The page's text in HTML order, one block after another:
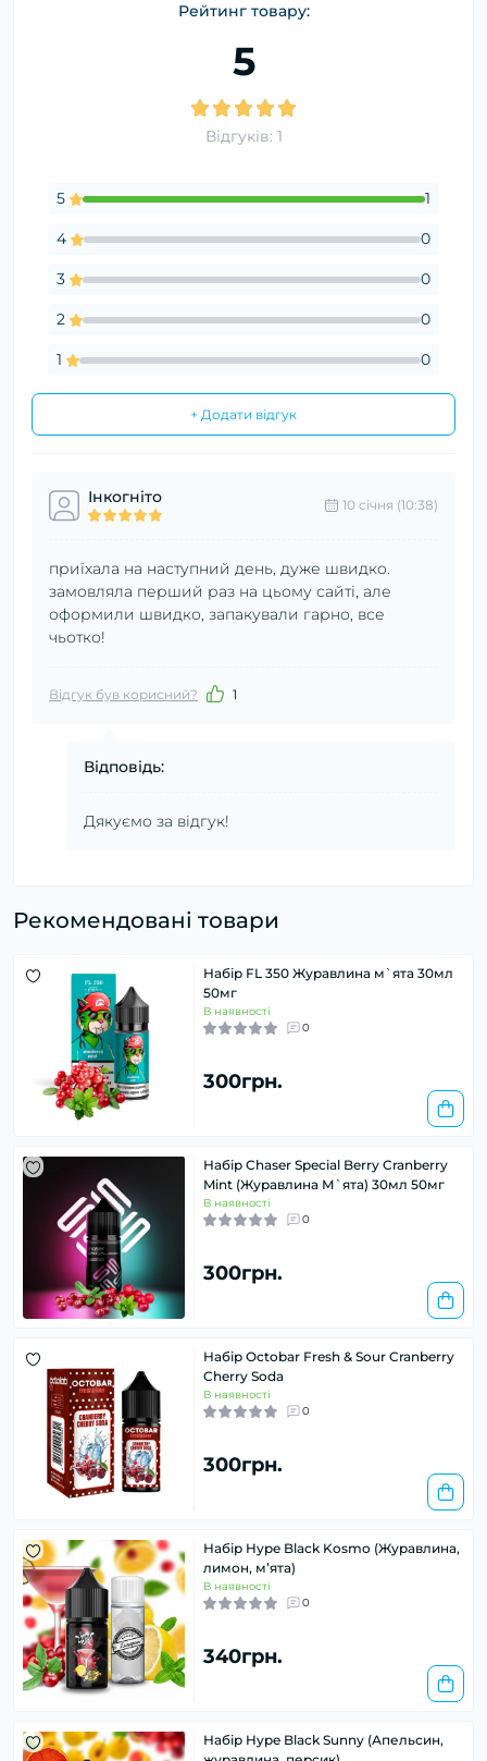
Рейтинг товару:
5
Відгуків: 1
5 1
4 0
3 0
2 0
1 0
+ Додати відгук
Інкогніто 10 cічня (10:38)
приїхала на наступний день, дуже швидко.
замовляла перший раз на цьому сайті, але
оформили швидко, запакували гарно, все
чьотко!
Відгук був корисний? 1
Відповідь:
Дякуємо за відгук!
Рекомендовані товари
Набір FL 350 Журавлина м`ята 30мл
50мг
В наявності
0
300грн.
Набір Chaser Special Berry Cranberry
Mint (Журавлина М`ята) 30мл 50мг
В наявності
0
300грн.
Набір Octobar Fresh & Sour Cranberry
Cherry Soda
В наявності
0
300грн.
Набір Hype Black Kosmo (Журавлина,
лимон, мʼята)
В наявності
0
340грн.
Набір Hype Black Sunny (Апельсин,